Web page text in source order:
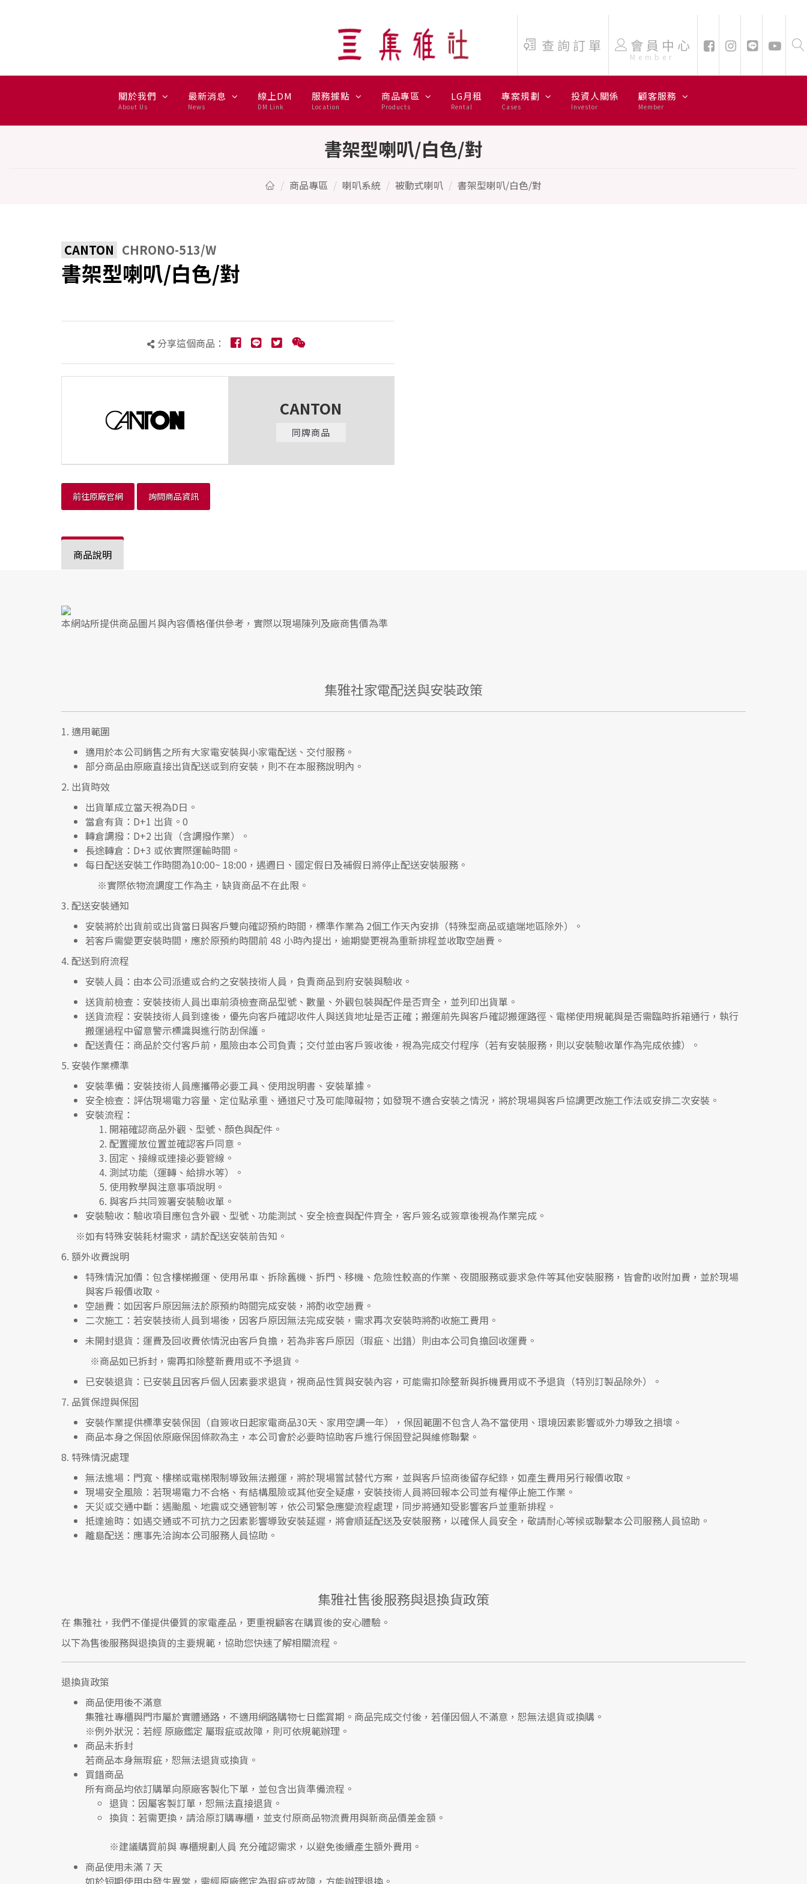
查詢訂單 會員中心
Member
關於我們
About Us
最新消息
News
線上DM
DM Link
服務據點
Location
商品專區
Products
LG月租
Rental
專案規劃
Cases
投資人關係
Investor
顧客服務
Member
書架型喇叭/白色/對
商品專區 喇叭系統 被動式喇叭 書架型喇叭/白色/對
CANTON CHRONO-513/W
書架型喇叭/白色/對
分享這個商品：
CANTON
同牌商品
前往原廠官網 詢問商品資訊
商品說明
本網站所提供商品圖片與內容價格僅供參考，實際以現場陳列及廠商售價為準
集雅社家電配送與安裝政策
1. 適用範圍
適用於本公司銷售之所有大家電安裝與小家電配送、交付服務。
部分商品由原廠直接出貨配送或到府安裝，則不在本服務說明內。
2. 出貨時效
出貨單成立當天視為D日。
當倉有貨： D+1 出貨。0
轉倉調撥： D+2 出貨（含調撥作業）。
長途轉倉： D+3 或依實際運輸時間。
每日配送安裝工作時間為10:00~ 18:00，遇週日、國定假日及補假日將停止配送安裝服務。
※實際依物流調度工作為主，缺貨商品不在此限。
3. 配送安裝通知
安裝將於出貨前或出貨當日與客戶雙向確認預約時間，標準作業為 2個工作天內安排（特殊型商品或遠端地區除外）。
若客戶需變更安裝時間，應於原預約時間前 48 小時內提出，逾期變更視為重新排程並收取空趟費。
4. 配送到府流程
安裝人員 ：由本公司派遣或合約之安裝技術人員，負責商品到府安裝與驗收。
送貨前檢查 ：安裝技術人員出車前須檢查商品型號、數量、外觀包裝與配件是否齊全，並列印出貨單。
送貨流程 ：安裝技術人員到達後，優先向客戶確認收件人與送貨地址是否正確；搬運前先與客戶確認搬運路徑、電梯使用規範與是否需臨時拆箱通行，執行
搬運過程中留意警示標識與進行防刮保護。
配送責任 ：商品於交付客戶前，風險由本公司負責；交付並由客戶簽收後，視為完成交付程序（若有安裝服務，則以安裝驗收單作為完成依據）。
5. 安裝作業標準
安裝準備 ：安裝技術人員應攜帶必要工具、使用說明書、安裝單據。
安全檢查 ：評估現場電力容量、定位點承重、通道尺寸及可能障礙物；如發現不適合安裝之情況，將於現場與客戶協調更改施工作法或安排二次安裝。
安裝流程 ：
開箱確認商品外觀、型號、顏色與配件。
配置擺放位置並確認客戶同意。
固定、接線或連接必要管線。
測試功能（運轉、給排水等）。
使用教學與注意事項說明。
與客戶共同簽署安裝驗收單。
安裝驗收 ：驗收項目應包含外觀、型號、功能測試、安全檢查與配件齊全，客戶簽名或簽章後視為作業完成。
※如有特殊安裝耗材需求，請於配送安裝前告知。
6. 額外收費說明
特殊情況加價 ：包含樓梯搬運、使用吊車、拆除舊機、拆門、移機、危險性較高的作業、夜間服務或要求急件等其他安裝服務，皆會酌收附加費，並於現場
與客戶報價收取。
空趟費 ：如因客戶原因無法於原預約時間完成安裝，將酌收空趟費。
二次施工 ：若安裝技術人員到場後，因客戶原因無法完成安裝，需求再次安裝時將酌收施工費用。
未開封退貨 ：運費及回收費依情況由客戶負擔，若為非客戶原因（瑕疵、出錯）則由本公司負擔回收運費。
※商品如已拆封，需再扣除整新費用或不予退貨。
已安裝退貨 ：已安裝且因客戶個人因素要求退貨，視商品性質與安裝內容，可能需扣除整新與拆機費用或不予退貨（特別訂製品除外）。
7. 品質保證與保固
安裝作業提供標準安裝保固（自簽收日起家電商品30天、家用空調一年），保固範圍不包含人為不當使用、環境因素影響或外力導致之損壞。
商品本身之保固依原廠保固條款為主，本公司會於必要時協助客戶進行保固登記與維修聯繫。
8. 特殊情況處理
無法進場 ：門寬、樓梯或電梯限制導致無法搬運，將於現場嘗試替代方案，並與客戶協商後留存紀錄，如產生費用另行報價收取。
現場安全風險 ： 若現場電力不合格、有結構風險或其他安全疑慮，安裝技術人員將回報本公司並有權停止施工作業。
天災或交通中斷 ：遇颱風、地震或交通管制等，依公司緊急應變流程處理，同步將通知受影響客戶並重新排程。
抵達逾時 ：如遇交通或不可抗力之因素影響導致安裝延遲，將會順延配送及安裝服務，以確保人員安全，敬請耐心等候或聯繫本公司服務人員協助。
離島配送 ：應事先洽詢本公司服務人員協助。
集雅社售後服務與退換貨政策
在 集雅社 ，我們不僅提供優質的家電產品，更重視顧客在購買後的安心體驗。
以下為售後服務與退換貨的主要規範，協助您快速了解相關流程。
退換貨政策
商品使用後不滿意
集雅社專櫃與門市屬於實體通路，不適用網路購物七日鑑賞期 。商品完成交付後，若僅因個人不滿意，恕無法退貨或換購。
※例外狀況：若經 原廠鑑定 屬瑕疵或故障，則可依規範辦理。
商品未拆封
若商品本身無瑕疵，恕無法退貨或換貨。
買錯商品
所有商品均依訂購單向原廠客製化下單 ，並包含出貨準備流程。
退貨 ：因屬客製訂單，恕無法直接退貨。
換貨 ：若需更換，請洽原訂購專櫃，並支付原商品物流費用與新商品價差金額 。
※建議購買前與 專櫃規劃人員 充分確認需求，以避免後續產生額外費用。
商品使用未滿 7 天
如於短期使用中發生異常，需經原廠鑑定為瑕疵或故障，方能辦理退換。